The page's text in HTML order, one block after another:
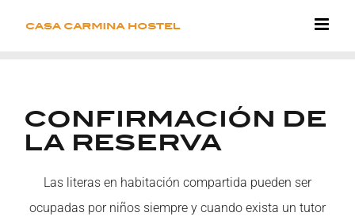
CONFIRMACIÓN DE
LA RESERVA
Las literas en habitación compartida pueden ser
ocupadas por niños siempre y cuando exista un tutor